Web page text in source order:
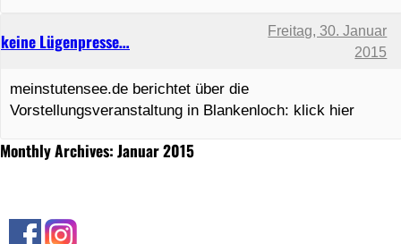
Monthly Archives: Januar 2015
keine Lügenpresse…
Freitag, 30. Januar
2015
meinstutensee.de berichtet über die
Vorstellungsveranstaltung in Blankenloch: klick hier